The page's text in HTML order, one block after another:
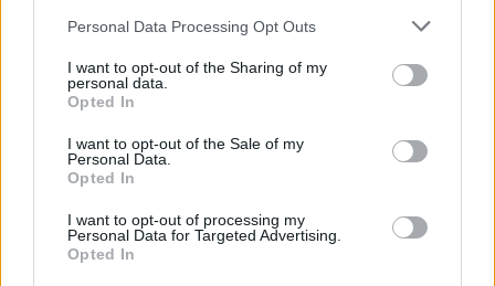
This information may also be disclosed by us to third parties
further disclose it to other third parties.
Please note that this website/app uses one or more Google
services and may gather and store information including but
not limited to your visit or usage behaviour. You may click to
grant or deny consent to Google and its third-party tags to
consent section.
Personal Data Processing Opt Outs
I want to opt-out of the Sharing of my
personal data.
Opted In
I want to opt-out of the Sale of my
Personal Data.
Opted In
I want to opt-out of processing my
Personal Data for Targeted Advertising.
Opted In